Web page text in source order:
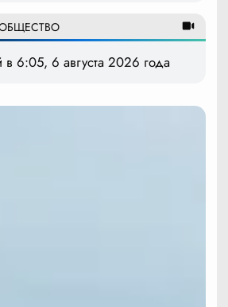
в 6:05, 6 августа 2026 года